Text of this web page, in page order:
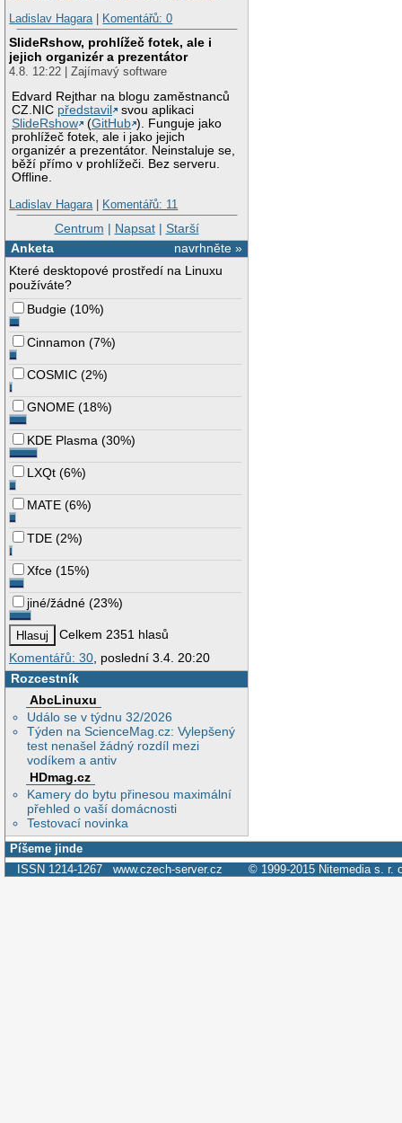
Ladislav Hagara| Komentářů: 0
SlideRshow, prohlížeč fotek, ale i
jejich organizér a prezentátor
4.8. 12:22 | Zajímavý software
Edvard Rejthar na blogu zaměstnanců
CZ.NIC představil
svou aplikaci
SlideRshow
(GitHub ). Funguje jako
prohlížeč fotek, ale i jako jejich
organizér a prezentátor. Neinstaluje se,
běží přímo v prohlížeči. Bez serveru.
Offline.
Ladislav Hagara| Komentářů: 11
Centrum | Napsat| Starší
navrhněte »
Anketa
Které desktopové prostředí na Linuxu
používáte?
Budgie (10%)
Cinnamon (7%)
COSMIC (2%)
GNOME (18%)
KDE Plasma (30%)
LXQt (6%)
MATE (6%)
TDE (2%)
Xfce (15%)
jiné/žádné (23%)
Celkem 2351 hlasů
Komentářů: 30 , poslední 3.4. 20:20
Rozcestník
AbcLinuxu
Událo se v týdnu 32/2026
Týden na ScienceMag.cz: Vylepšený
test nenašel žádný rozdíl mezi
vodíkem a antiv
HDmag.cz
Kamery do bytu přinesou maximální
přehled o vaší domácnosti
Testovací novinka
Píšeme jinde
ISSN 1214-1267 www.czech-server.cz © 1999-2015 Nitemedia s. r.